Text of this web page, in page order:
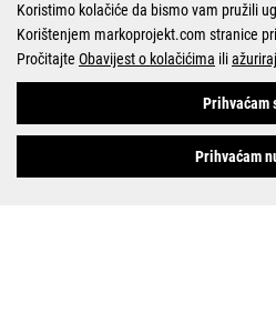
© Marko-
Koristimo kolačiće da bismo vam pružili
Korištenjem markoprojekt.com stranice
Pročitajte Obavijest o kolačićima ili
Prihvaćam
Prihvaćam